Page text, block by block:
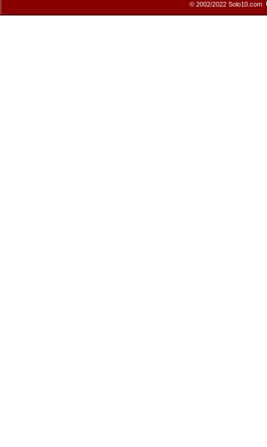
© 2002/2022 Solo10.com